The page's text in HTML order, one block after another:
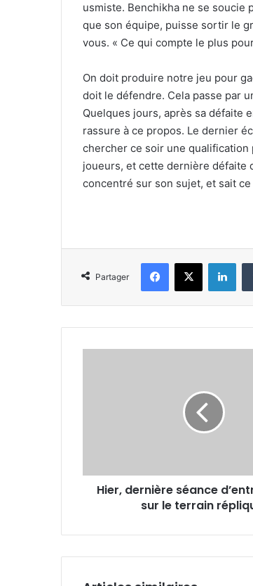
usmiste. Benchikha ne se soucie
que son équipe, puisse sortir le
vous. « Ce qui compte le plus
On doit produire notre jeu pour
doit le défendre. Cela passe par
Quelques jours, après sa défaite
rassure à ce propos. Le dernier
chercher ce soir une qualification
joueurs, et cette dernière défaite
concentré sur son sujet, et sait ce
Partager
Facebook
X
Hier, dernière séance
sur le terrain